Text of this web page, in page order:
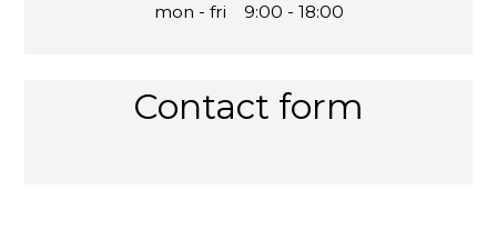
mon - fri 9:00 - 18:00
Contact form